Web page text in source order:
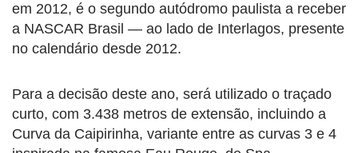
em 2012, é o segundo autódromo paulista a receber
a NASCAR Brasil — ao lado de Interlagos, presente
no calendário desde 2012.
Para a decisão deste ano, será utilizado o traçado
curto, com 3.438 metros de extensão, incluindo a
Curva da Caipirinha, variante entre as curvas 3 e 4